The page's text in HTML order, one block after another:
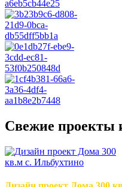
Свежие проекты